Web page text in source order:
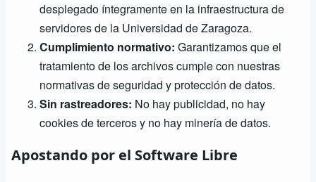
desplegado íntegramente en la infraestructura de
servidores de la Universidad de Zaragoza.
Cumplimiento normativo: Garantizamos que el
tratamiento de los archivos cumple con nuestras
normativas de seguridad y protección de datos.
Sin rastreadores: No hay publicidad, no hay
cookies de terceros y no hay minería de datos.
Apostando por el Software Libre